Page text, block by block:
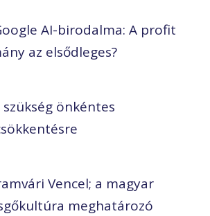
AI-birodalma: A profit
az elsődleges?
önkéntes
Vencel; a magyar
meghatározó